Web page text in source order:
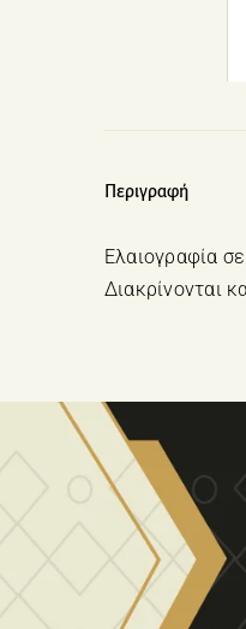
Περιγραφή
Ελαιογραφία
Διακρίνονται